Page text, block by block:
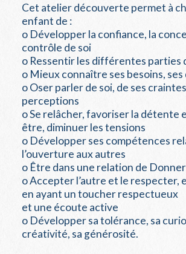
Cet atelier découverte permet à
enfant de :
o Développer la confiance, la
contrôle de soi
o Ressentir les différentes parties
o Mieux connaître ses besoins,
o Oser parler de soi, de ses
perceptions
o Se relâcher, favoriser la détente
être, diminuer les tensions
o Développer ses compétences
l’ouverture aux autres
o Être dans une relation de
o Accepter l’autre et le respecter,
en ayant un toucher respectueux
et une écoute active
o Développer sa tolérance, sa
créativité, sa générosité.